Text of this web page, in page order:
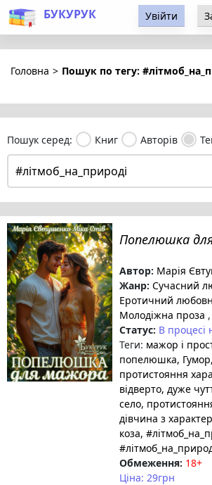
БУКУРУК Увійти
Головна > Пошук по тегу:
Пошук серед: Книг Авторів
Попелюшка
Автор: Марія
Жанр: Сучасний
Еротичний
Молодіжна проза ,
Статус: В процесі
Теги: мажор і
попелюшка, Гумор
протистояння
відверто, дуже
село,
дівчина з
коза,
Обмеження: 18+
Ціна: 29грн